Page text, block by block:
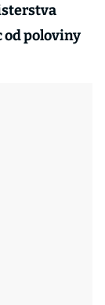
od poloviny